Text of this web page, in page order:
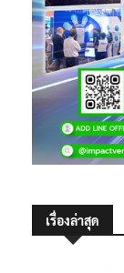
เรื่องล่าสุด